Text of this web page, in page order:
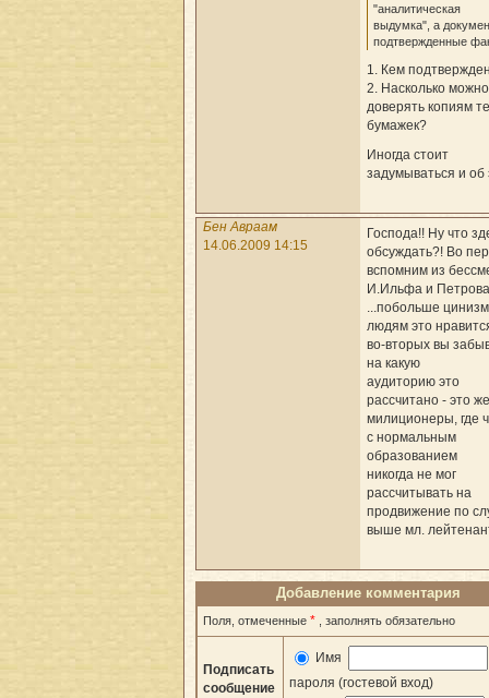
"аналитическая
выдумка", а
подтвержденные
1. Кем
2. Насколько можно
доверять копиям
бумажек?
Иногда стоит
задумываться и об
Бен Авраам
14.06.2009 14:15
Господа!! Ну что
обсуждать?! Во
вспомним из
И.Ильфа и
...побольше
людям это
во-вторых вы
на какую
аудиторию это
рассчитано - это же
милиционеры, где
с нормальным
образованием
никогда не мог
рассчитывать на
продвижение по
выше мл.
Добавление комментария
Поля, отмеченные * , заполнять обязательно
Подписать
сообщение
Имя
пароля (гостевой вход)